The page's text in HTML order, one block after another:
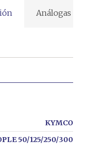
Análogas
KYMCO
50/125/250/300